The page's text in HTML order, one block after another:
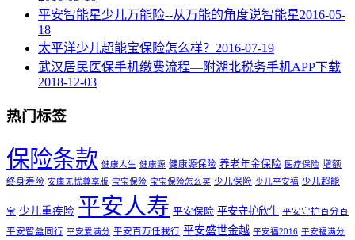
平安智能星少儿万能险--从万能的角度说智能星2016-05-
18
太平洋少儿超能宝保险怎么样？ 2016-07-19
武汉居民医保手机缴费流程—附湖北税务手机APP下载
2018-12-03
热门标签
保险条款 健康人生 健康源 健康源保险 养老年金保险 医疗保险 增额
终身寿险 安康无忧尊享版 宝宝保险 宝宝保险怎么买 少儿保险 少儿平安福 少儿超能
宝 少儿重疾险 平安人寿 平安保险 平安守护欣生 平安守护百分百
平安智盈同行 平安爱满分 平安百万任我行 平安盛世金越 平安福2016 平安福满分